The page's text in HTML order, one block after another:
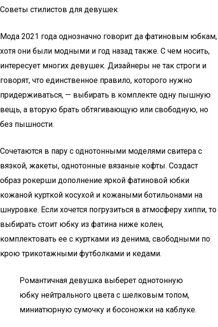
Советы стилистов для девушек
Мода 2021 года однозначно говорит да фатиновым юбкам,
хотя они были модными и год назад также. С чем носить,
интересует многих девушек. Дизайнеры не так строги и
говорят, что единственное правило, которого нужно
придерживаться, — выбирать в комплекте одну пышную
вещь, а вторую брать обтягивающую или свободную, но
без пышности.
Сочетаются в пару с однотонными моделями свитера с
вязкой, жакеты, однотонные вязаные кофты. Создаст
образ рокерши дополнение яркой фатиновой юбки
кожаной курткой косухой и кожаными ботильонами на
шнуровке. Если хочется погрузиться в атмосферу хиппи, то
выбирать стоит юбку из фатина ниже колен,
комплектовать ее с куртками из денима, свободными по
крою трикотажными футболками и кедами.
Романтичная девушка выберет однотонную
юбку нейтрального цвета с шелковым топом,
миниатюрную сумочку и босоножки на каблуке.